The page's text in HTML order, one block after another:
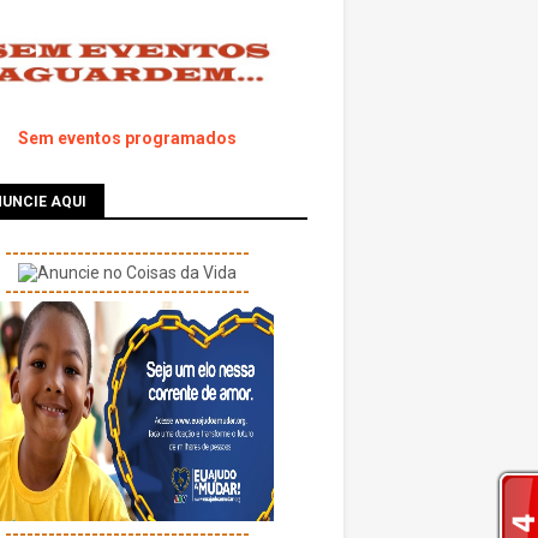
Sem eventos programados
AQUI
----------------------------------
----------------------------------
----------------------------------